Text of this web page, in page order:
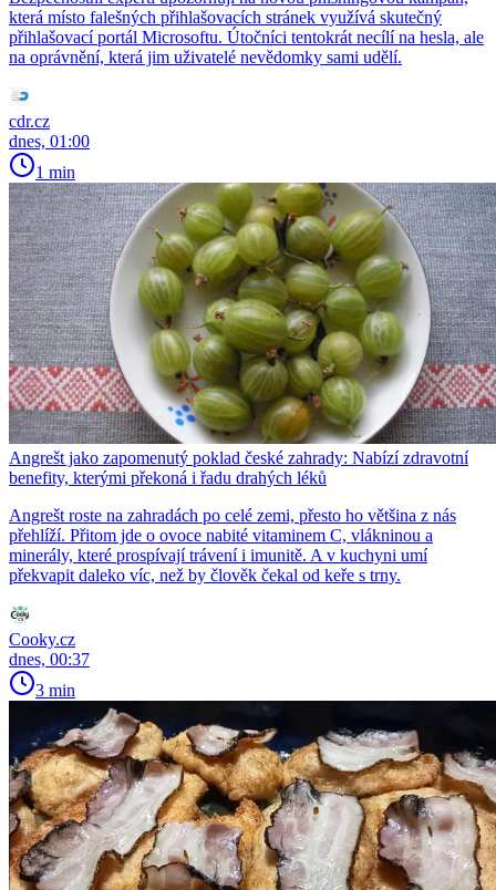
která místo falešných přihlašovacích stránek využívá skutečný
přihlašovací portál Microsoftu. Útočníci tentokrát necílí na hesla, ale
na oprávnění, která jim uživatelé nevědomky sami udělí.
cdr.cz
dnes, 01:00
1 min
Angrešt jako zapomenutý poklad české zahrady: Nabízí zdravotní
benefity, kterými překoná i řadu drahých léků
Angrešt roste na zahradách po celé zemi, přesto ho většina z nás
přehlíží. Přitom jde o ovoce nabité vitaminem C, vlákninou a
minerály, které prospívají trávení i imunitě. A v kuchyni umí
překvapit daleko víc, než by člověk čekal od keře s trny.
Cooky.cz
dnes, 00:37
3 min